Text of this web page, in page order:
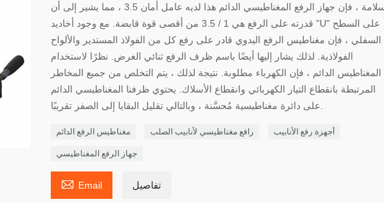
السلامة ، فإن جهاز الرفع المغناطيسي الدائم هذا لديه عامل أمان 3.5 ، مما يشير إلى أن
قدرته على الرفع هي 1 / 3.5 من أقصى قوة قابضة. مع وجود أخاديد "U" على السطح
السفلي ، فإن مغناطيس الرفع اليدوي قادر على رفع كل من الفولاذ المستدير والألواح
الفولاذية. لذلك يشار إليها أيضًا باسم ظرف الرفع ثنائي الغرض. نظرًا لاستخدام
المغناطيس الدائم ، فإن الكهرباء مطلوبة. نتيجة لذلك ، يتم التخلص من جميع المخاطر
المرتبطة بانقطاع التيار الكهربائي وانقطاع الأسلاك. يحتوي ظرفنا المغناطيسي الدائم
مغناطيس الرفع الدائم رافع مغناطيسي لأنابيب الصلب أجهزة رفع الأنابيب
جهاز الرفع المغناطيسي
 Email تفاصيل